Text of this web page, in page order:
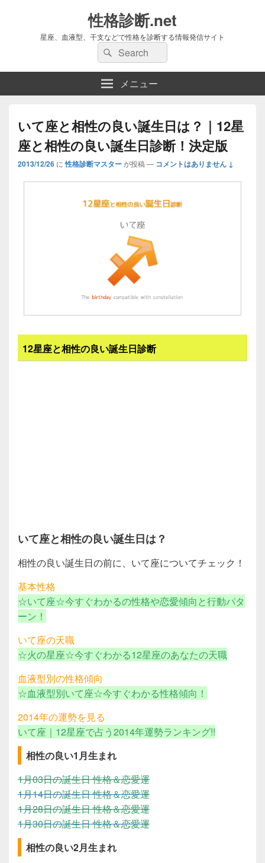
性格診断.net
星座、血液型、干支などで性格を診断する情報発信サイト
検
索:
検
索
メニュー
いて座と相性の良い誕生日は？｜12星
座と相性の良い誕生日診断！決定版
2013/12/26 に 性格診断マスターが投稿 — コメントはありません ↓
12星座と相性の良い誕生日診断
いて座と相性の良い誕生日は？
相性の良い誕生日の前に、いて座についてチェック！
基本性格
☆いて座☆今すぐわかるの性格や恋愛傾向と行動パタ
ーン！
いて座の天職
☆火の星座☆今すぐわかる12星座のあなたの天職
血液型別の性格傾向
☆血液型別いて座☆今すぐわかる性格傾向！
2014年の運勢を見る
いて座｜12星座で占う2014年運勢ランキング!!
相性の良い1月生まれ
1月03日の誕生日 性格＆恋愛運
1月14日の誕生日 性格＆恋愛運
1月28日の誕生日 性格＆恋愛運
1月30日の誕生日 性格＆恋愛運
相性の良い2月生まれ